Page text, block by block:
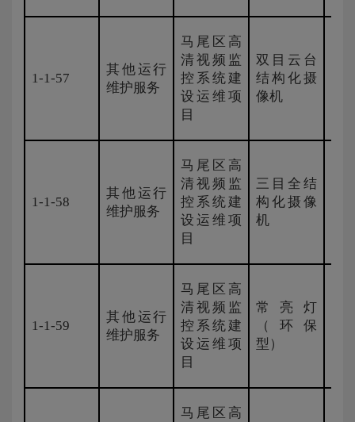
1-1-57
其他运行
维护服务
马尾区高
清视频监
控系统建
设运维项
目
双目云台
结构化摄
像机
1-1-58
其他运行
维护服务
马尾区高
清视频监
控系统建
设运维项
目
三目全结
构化摄像
机
1-1-59
其他运行
维护服务
马尾区高
清视频监
控系统建
设运维项
目
常亮灯
（环保
型）
马尾区高